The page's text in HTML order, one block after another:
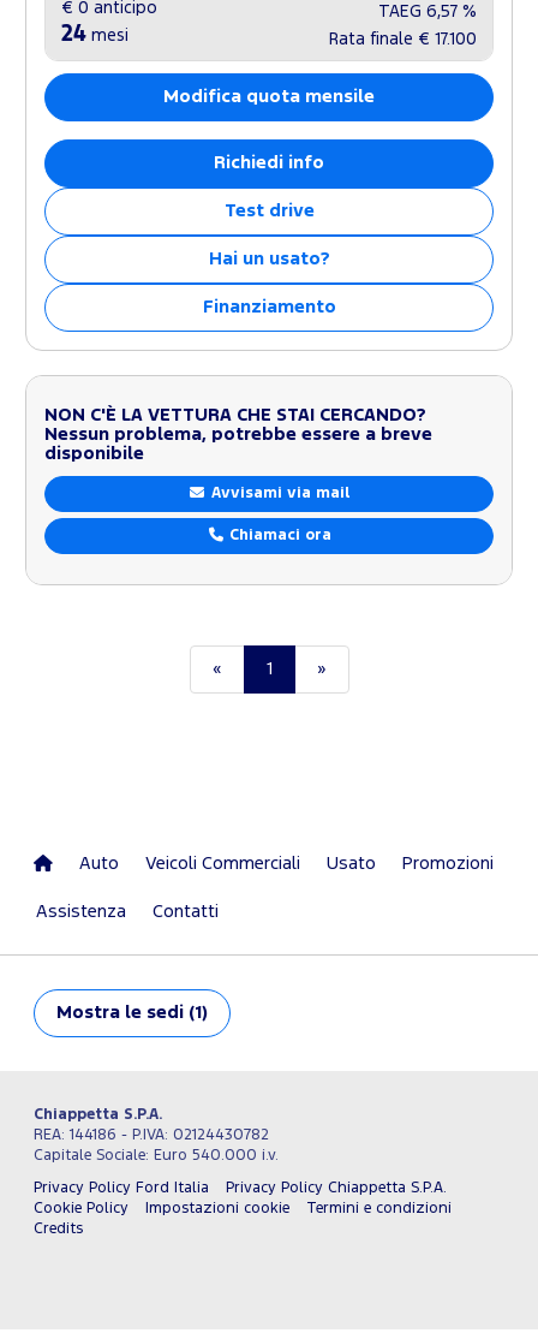
€ 0 anticipo
24 mesi
TAEG 6,57 %
Rata finale € 17.100
Modifica quota mensile
Richiedi info
Test drive
Hai un usato?
Finanziamento
NON C'È LA VETTURA CHE STAI CERCANDO?
Nessun problema, potrebbe essere a breve
disponibile
Avvisami via mail
Chiamaci ora
« 1 »
Auto Veicoli Commerciali Usato Promozioni
Assistenza Contatti
Mostra le sedi (1)
Chiappetta S.P.A.
REA: 144186 - P.IVA: 02124430782
Capitale Sociale: Euro 540.000 i.v.
Privacy Policy Ford Italia
Privacy Policy Chiappetta S.P.A.
Cookie Policy
Impostazioni cookie
Termini e condizioni
Credits